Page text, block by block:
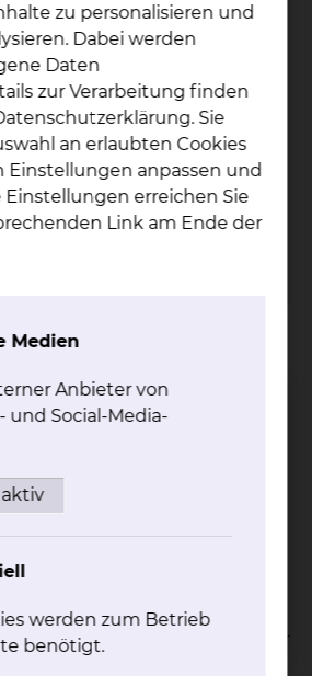
Dr. Wolf­gang
38, 38114 Braunschweig
+49 531 595 3371
bei der Studie?
histologisch bestätigtes
ersten 3 Zyklen der
Erhaltungs-
zur Behandlung der
zur Verarbeitung der
zu personalisieren und
Dabei werden
Daten
zur Verarbeitung finden
Sie
an erlaubten Cookies
Einstellungen anpassen und
Einstellungen erreichen Sie
Link am Ende der
Medien
Anbieter von
und Social-Media-
aktiv
werden zum Betrieb
benötigt.